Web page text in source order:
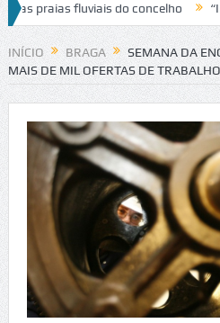
fluviais do concelho
de trânsito no IC2 em Alcobaça
INÍCIO BRAGA
SEMANA DA
MAIS DE MIL OFERTAS DE TRABALHO